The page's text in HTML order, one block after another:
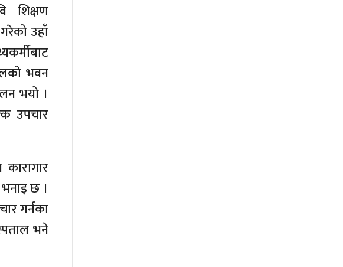
शिक्षण
उहाँ
भवन
भयो ।
उपचार
छ ।
गर्नका
भने